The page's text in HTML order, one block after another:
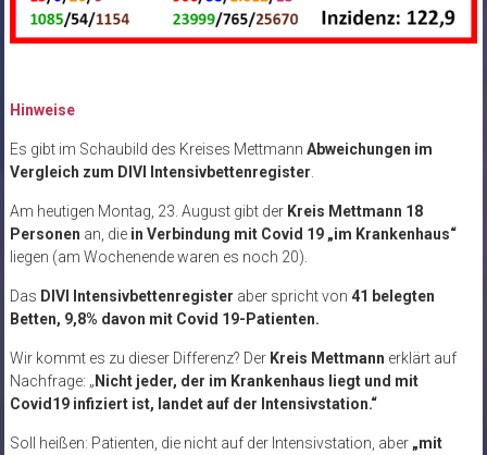
Hinweise
Es gibt im Schaubild des Kreises Mettmann Abweichungen im
Vergleich zum DIVI Intensivbettenregister
Am heutigen Montag, 23. August gibt der Kreis Mettmann 18
Personen an, die in Verbindung mit Covid 19 „im Krankenhaus“
liegen (am Wochenende waren es noch 20).
Das DIVI Intensivbettenregister aber spricht von 41 belegten
Betten, 9,8% davon mit Covid 19-Patienten.
Wir kommt es zu dieser Differenz? Der Kreis Mettmann erklärt auf
Nachfrage: „ Nicht jeder, der im Krankenhaus liegt und mit
Covid19 infiziert ist, landet auf der Intensivstation.“
Soll heißen: Patienten, die nicht auf der Intensivstation, aber „mit